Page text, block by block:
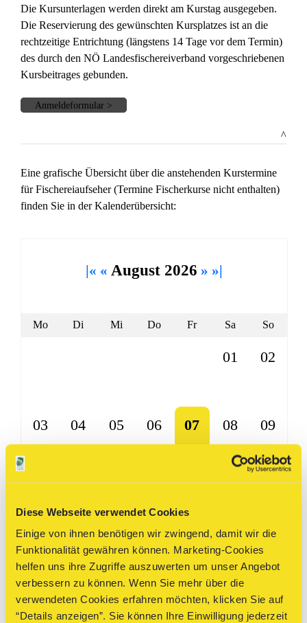
Diese Webseite verwendet Cookies
Einige von ihnen benötigen wir zwingend, damit wir die
Funktionalität gewähren können. Marketing-Cookies
helfen uns ihre Zugriffe auszuwerten um unser Angebot
verbessern zu können. Wenn Sie mehr über die
verwendeten Cookies erfahren möchten, klicken Sie auf
“Details anzeigen”. Sie können Ihre Einwilligung jederzeit
Die Kursunterlagen werden direkt am Kurstag ausgegeben.
Die Reservierung des gewünschten Kursplatzes ist an die
rechtzeitige Entrichtung (längstens 14 Tage vor dem Termin)
des durch den NÖ Landesfischereiverband vorgeschriebenen
Kursbeitrages gebunden.
Anmeldeformular >
^
Eine grafische Übersicht über die anstehenden Kurstermine
für Fischereiaufseher (Termine Fischerkurse nicht enthalten)
finden Sie in der Kalenderübersicht:
|« « August 2026 » »|
Mo Di Mi Do Fr Sa So
01 02
03 04 05 06 07 08 09
17 18 19 20 21 22 23